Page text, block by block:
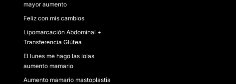
mayor aumento
Feliz con mis cambios
Lipomarcación Abdominal +
Transferencia Glútea
El lunes me hago las lolas
aumento mamario
Aumento mamario mastoplastia